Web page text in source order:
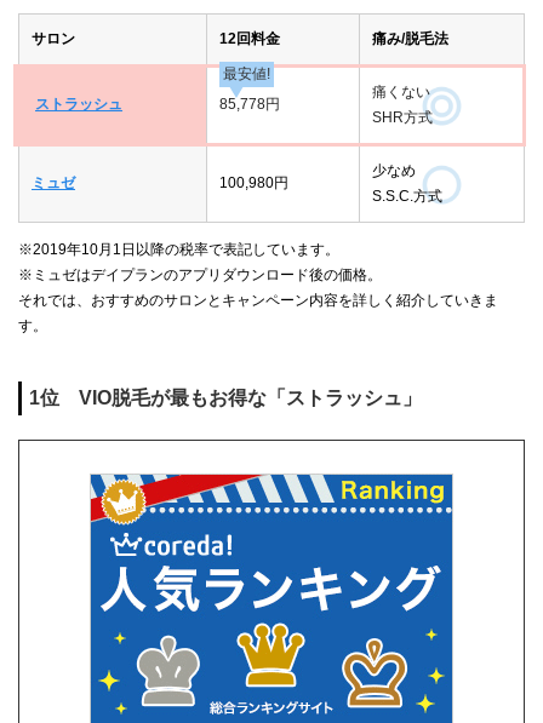
サロン 12回料金 痛み/脱毛法
ストラッシュ
最安値!
85,778円
痛くない
SHR方式
ミュゼ 100,980円
少なめ
S.S.C.方式
※2019年10月1日以降の税率で表記しています。
※ミュゼはデイプランのアプリダウンロード後の価格。
それでは、おすすめのサロンとキャンペーン内容を詳しく紹介していきま
す。
1位 VIO脱毛が最もお得な「ストラッシュ」